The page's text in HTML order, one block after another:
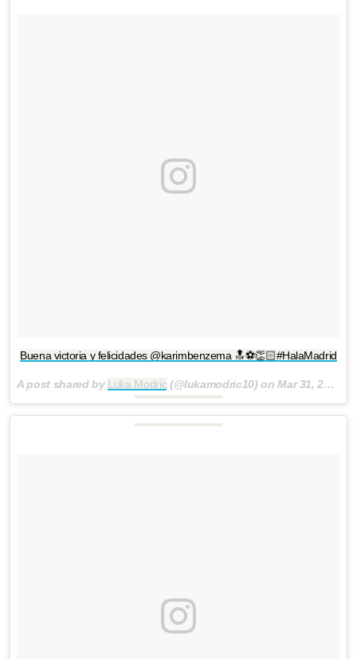
Buena victoria y felicidades @karimbenzema 🔝⚽️👏🏻#HalaMadrid
A post shared by Luka Modric(@lukamodric10) onMar 31, 2018 at 4:04pm PDT